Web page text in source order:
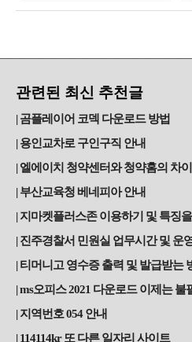
관련된 최신 추천글
곰플레이어 코덱 다운로드 방법
용인교차로 구인구직 안내
엘에이치 청약센터와 청약홈의 차
부산교육청 베네피아 안내
지마켓플러스존 이용하기 및 특징
진주경찰서 민원실 업무시간 및 운
티머니고 영수증 출력 및 발급받는
ms오피스 2021 다운로드 이제는 불
지역번호 054 안내
114114kr 또 다른 일자리 사이트